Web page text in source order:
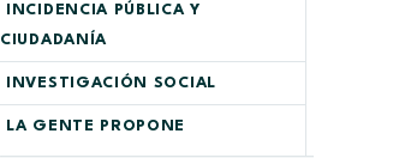
INCIDENCIA PÚBLICA Y
CIUDADANÍA
INVESTIGACIÓN SOCIAL
LA GENTE PROPONE